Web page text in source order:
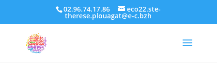
02.96.74.17.86 eco22.ste-
therese.plouagat@e-c.bzh